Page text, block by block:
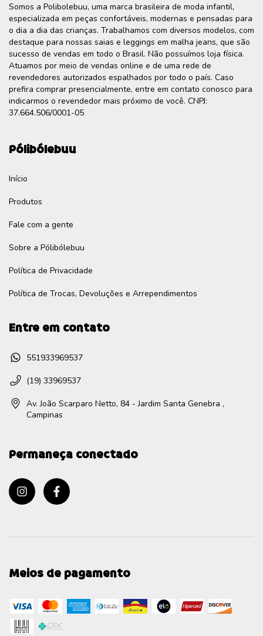
Somos a Polibolebuu, uma marca brasileira de moda infantil,
especializada em peças confortáveis, modernas e pensadas para
o dia a dia das crianças. Trabalhamos com diversos modelos, com
destaque para nossas saias e leggings em malha jeans, que são
sucesso de vendas em todo o Brasil. Não possuímos loja física.
Atuamos por meio de vendas online e de uma rede de
revendedores autorizados espalhados por todo o país. Caso
prefira comprar presencialmente, entre em contato conosco para
indicarmos o revendedor mais próximo de você. CNPJ:
37.664.506/0001-05
Pólibólebuu
Início
Produtos
Fale com a gente
Sobre a Pólibólebuu
Política de Privacidade
Política de Trocas, Devoluções e Arrependimentos
Entre em contato
551933969537
(19) 33969537
Av. João Scarparo Netto, 84 - Jardim Santa Genebra ,
Campinas
Permaneça conectado
Meios de pagamento